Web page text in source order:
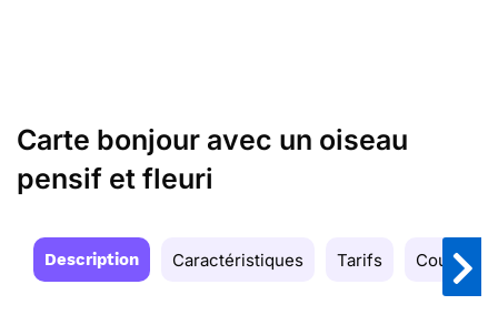
Carte bonjour avec un oiseau
pensif et fleuri
Description Caractéristiques Tarifs Couleurs